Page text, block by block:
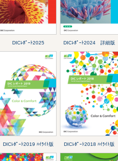
DICﾚﾎﾟｰﾄ2025 DICﾚﾎﾟｰﾄ2024 詳細版
DICﾚﾎﾟｰﾄ2019 ﾊｲﾗｲﾄ版 DICﾚﾎﾟｰﾄ2018 ﾊｲﾗｲﾄ版